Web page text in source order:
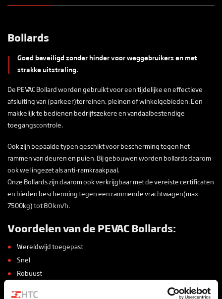
Bollards
Goed beveiligd zonder hinder voor weggebruikers en met
strakke uitstraling.
De PEVAC Bollard worden gebruikt voor een tijdelijke en effectieve
afsluiting van (parkeer)terreinen, pleinen of winkelgebieden. Een
makkelijk te bedienen bedrijfszekere en vandaalbestendige
toegangscontrole.
Ook zijn bepaalde typen geschikt voor bescherming tegen het
rammen van deuren en puien. Bij gebouwen worden bollards daarom
ook wel ingezet als anti-ramkraakpaal.
Onze Bollards zijn daarom ook verkrijgbaar met de vereiste certificaten
en bieden bescherming tegen een rammende vrachtwagen(max
7500kg) tot 80 km/h.
Voordelen van de PEVAC Bollards:
Wereldwijd toegepast
Snel
Robuust